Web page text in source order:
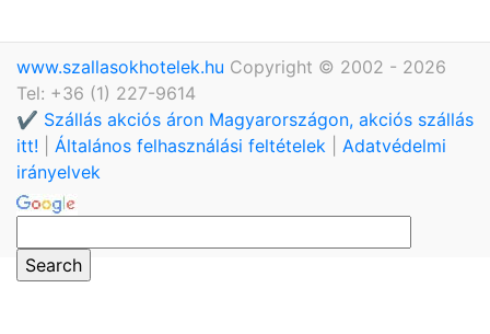
www.szallasokhotelek.hu Copyright © 2002 - 2026
Tel: +36 (1) 227-9614
✔️ Szállás akciós áron Magyarországon, akciós szállás
itt!
Általános felhasználási feltételek
Adatvédelmi
irányelvek